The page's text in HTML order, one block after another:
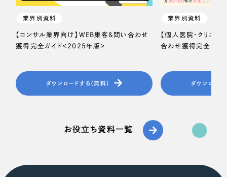
業界別資料
【コンサル業界向け】WEB集客＆問い合わせ
獲得完全ガイド＜2025年版＞
ダウンロードする（無料）
業界別資料
【個人医院・クリニッ
合わせ獲得完全ガイ
ダウンロード
お役立ち資料一覧